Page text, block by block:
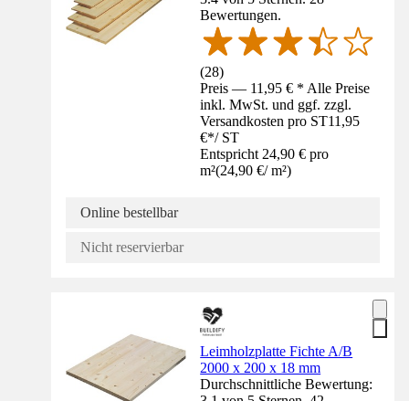
Bewertungen.
(28)
Preis — 11,95 € * Alle Preise
inkl. MwSt. und ggf. zzgl.
Versandkosten pro ST11,95
€*/ ST
Entspricht 24,90 € pro
m²(24,90 €/ m²)
Online bestellbar
Nicht reservierbar
Leimholzplatte Fichte A/B
2000 x 200 x 18 mm
Durchschnittliche Bewertung: